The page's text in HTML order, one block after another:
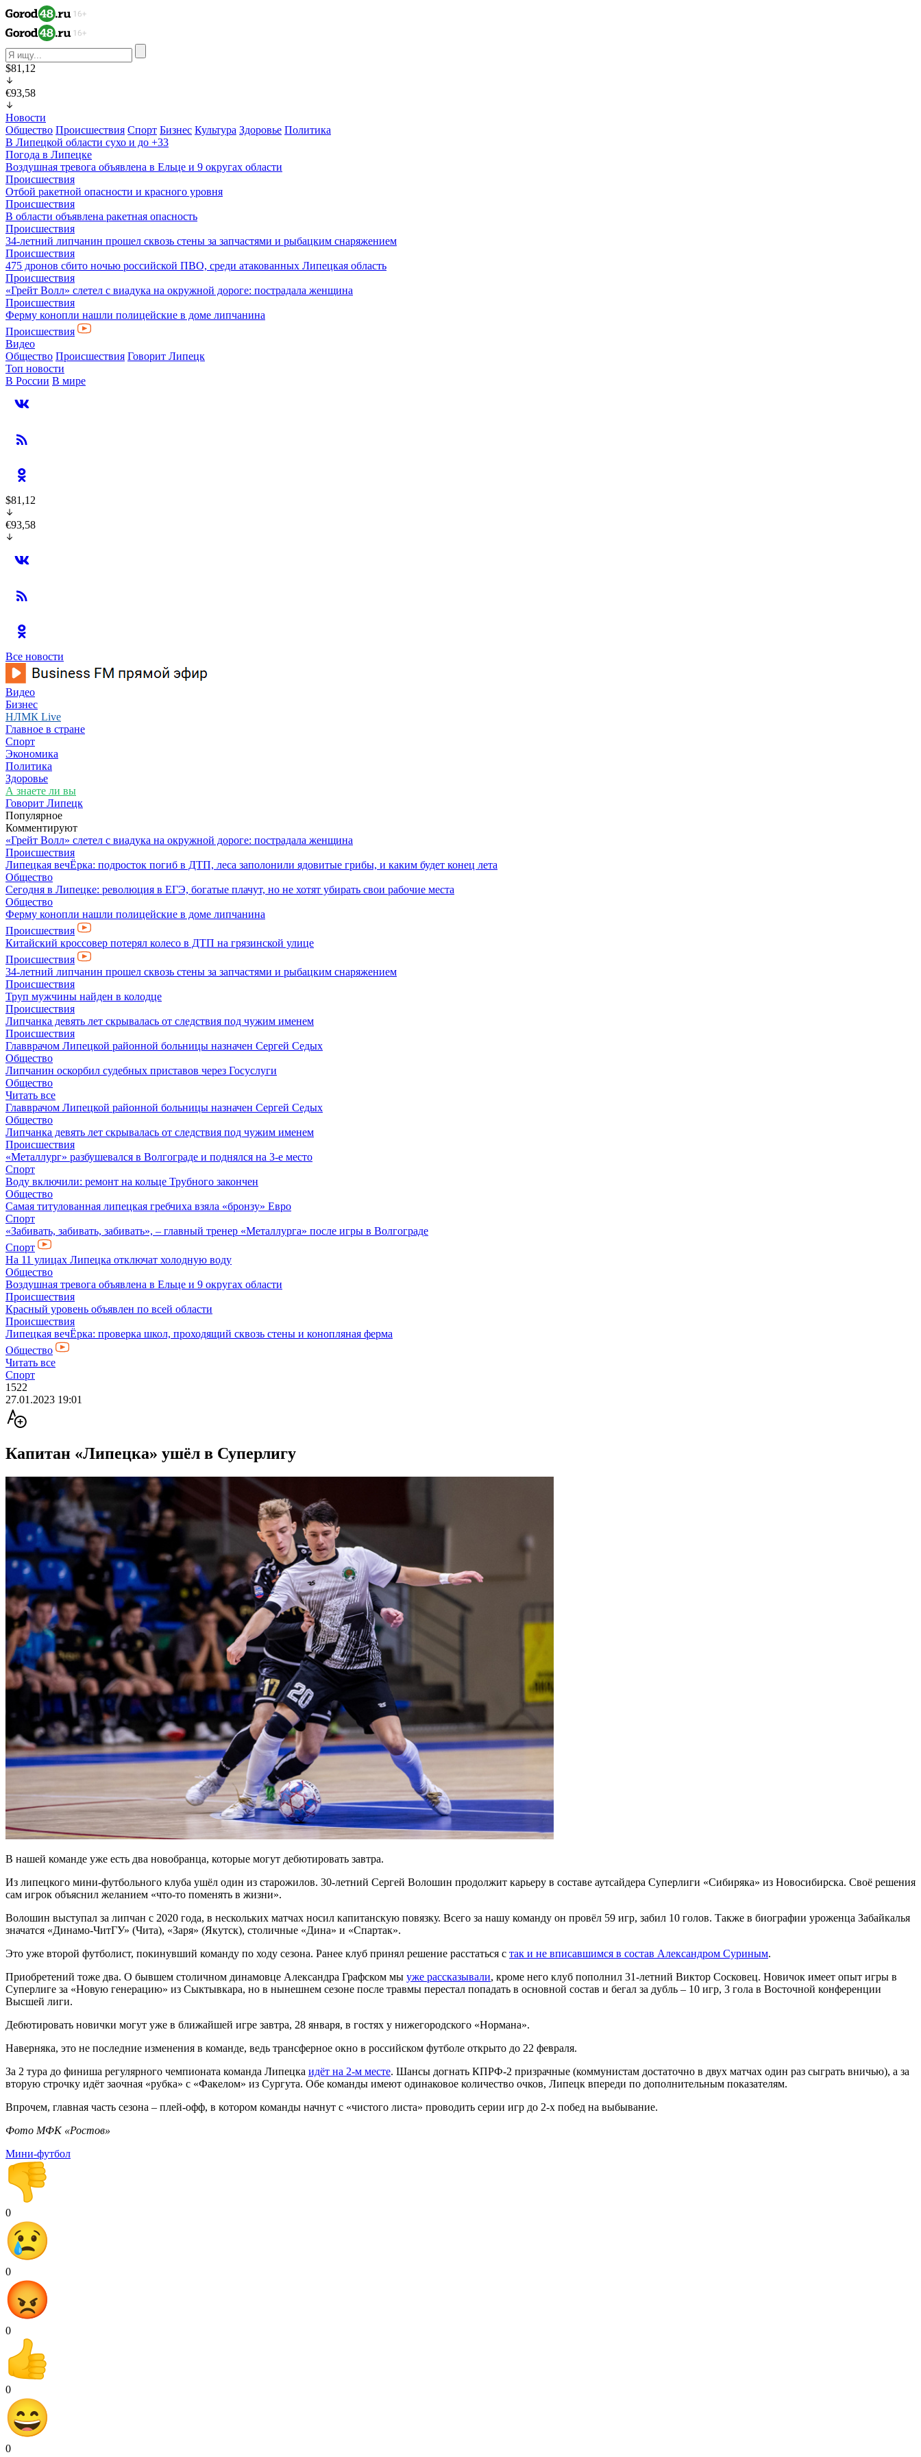
$81,12
€93,58
Новости
Общество Происшествия Спорт Бизнес Культура Здоровье Политика
В Липецкой области сухо и до +33
Погода в Липецке
Воздушная тревога объявлена в Ельце и 9 округах области
Происшествия
Отбой ракетной опасности и красного уровня
Происшествия
В области объявлена ракетная опасность
Происшествия
34-летний липчанин прошел сквозь стены за запчастями и рыбацким снаряжением
Происшествия
475 дронов сбито ночью российской ПВО, среди атакованных Липецкая область
Происшествия
«Грейт Волл» слетел с виадука на окружной дороге: пострадала женщина
Происшествия
Ферму конопли нашли полицейские в доме липчанина
Происшествия
Видео
Общество Происшествия Говорит Липецк
Топ новости
В России В мире
$81,12
€93,58
Все новости
Видео
Бизнес
НЛМК Live
Главное в стране
Спорт
Экономика
Политика
Здоровье
А знаете ли вы
Говорит Липецк
Популярное
Комментируют
«Грейт Волл» слетел с виадука на окружной дороге: пострадала женщина
Происшествия
Липецкая вечЁрка: подросток погиб в ДТП, леса заполонили ядовитые грибы, и каким будет конец лета
Общество
Сегодня в Липецке: революция в ЕГЭ, богатые плачут, но не хотят убирать свои рабочие места
Общество
Ферму конопли нашли полицейские в доме липчанина
Происшествия
Китайский кроссовер потерял колесо в ДТП на грязинской улице
Происшествия
34-летний липчанин прошел сквозь стены за запчастями и рыбацким снаряжением
Происшествия
Труп мужчины найден в колодце
Происшествия
Липчанка девять лет скрывалась от следствия под чужим именем
Происшествия
Главврачом Липецкой районной больницы назначен Сергей Седых
Общество
Липчанин оскорбил судебных приставов через Госуслуги
Общество
Читать все
Главврачом Липецкой районной больницы назначен Сергей Седых
Общество
Липчанка девять лет скрывалась от следствия под чужим именем
Происшествия
«Металлург» разбушевался в Волгограде и поднялся на 3-е место
Спорт
Воду включили: ремонт на кольце Трубного закончен
Общество
Самая титулованная липецкая гребчиха взяла «бронзу» Евро
Спорт
«Забивать, забивать, забивать», – главный тренер «Металлурга» после игры в Волгограде
Спорт
На 11 улицах Липецка отключат холодную воду
Общество
Воздушная тревога объявлена в Ельце и 9 округах области
Происшествия
Красный уровень объявлен по всей области
Происшествия
Липецкая вечЁрка: проверка школ, проходящий сквозь стены и конопляная ферма
Общество
Читать все
Спорт
1522
27.01.2023 19:01
Капитан «Липецка» ушёл в Суперлигу
В нашей команде уже есть два новобранца, которые могут дебютировать завтра.
Из липецкого мини-футбольного клуба ушёл один из старожилов. 30-летний Сергей Волошин продолжит карьеру в составе аутсайдера Суперлиги «Сибиряка» из Новосибирска. Своё решения
сам игрок объяснил желанием «что-то поменять в жизни».
Волошин выступал за липчан с 2020 года, в нескольких матчах носил капитанскую повязку. Всего за нашу команду он провёл 59 игр, забил 10 голов. Также в биографии уроженца Забайкалья
значатся «Динамо-ЧитГУ» (Чита), «Заря» (Якутск), столичные «Дина» и «Спартак».
Это уже второй футболист, покинувший команду по ходу сезона. Ранее клуб принял решение расстаться с так и не вписавшимся в состав Александром Суриным.
Приобретений тоже два. О бывшем столичном динамовце Александра Графском мы уже рассказывали, кроме него клуб пополнил 31-летний Виктор Сосковец. Новичок имеет опыт игры в
Суперлиге за «Новую генерацию» из Сыктывкара, но в нынешнем сезоне после травмы перестал попадать в основной состав и бегал за дубль – 10 игр, 3 гола в Восточной конференции
Высшей лиги.
Дебютировать новички могут уже в ближайшей игре завтра, 28 января, в гостях у нижегородского «Нормана».
Наверняка, это не последние изменения в команде, ведь трансферное окно в российском футболе открыто до 22 февраля.
За 2 тура до финиша регулярного чемпионата команда Липецка идёт на 2-м месте. Шансы догнать КПРФ-2 призрачные (коммунистам достаточно в двух матчах один раз сыграть вничью), а за
вторую строчку идёт заочная «рубка» с «Факелом» из Сургута. Обе команды имеют одинаковое количество очков, Липецк впереди по дополнительным показателям.
Впрочем, главная часть сезона – плей-офф, в котором команды начнут с «чистого листа» проводить серии игр до 2-х побед на выбывание.
Фото МФК «Ростов»
Мини-футбол
0
0
0
0
0